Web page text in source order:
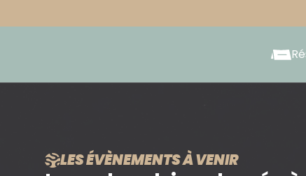
LES ÉVÈNEMENTS À VENIR